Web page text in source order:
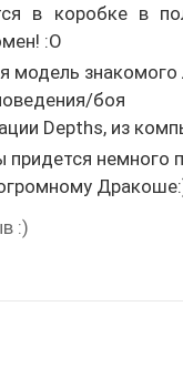
в коробке в
:О
модель
боя
Depths, из
придется немного
:)